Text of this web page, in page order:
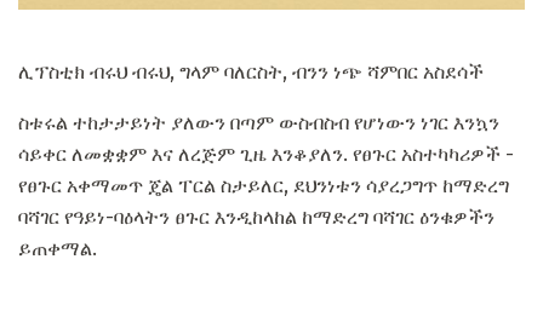
ሊፕስቲክ ብሩህ ብሩህ, ግላም ባለርስት, ብንን ነጭ ሻምበር አስደሳች
ስቱሩል ተከታታይነት ያለውን በጣም ውስብስብ የሆነውን ነገር እንኳን
ሳይቀር ለመቋቋም እና ለረጅም ጊዜ እንቆያለን. የፀጉር አስተካካሪዎች -
የፀጉር አቀማመጥ ጄል ፐርል ስታይለር, ደህንነቱን ሳያረጋግጥ ከማድረግ
ባሻገር የዓይነ-ባዕላትን ፀጉር እንዲከላከል ከማድረግ ባሻገር ዕንቁዎችን
ይጠቀማል.